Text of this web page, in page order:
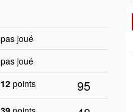
pas joué
pas joué
12 points 95